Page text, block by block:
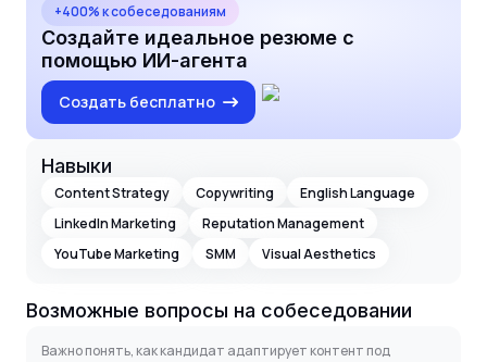
+400% к собеседованиям
Создайте идеальное резюме с
помощью ИИ-агента
Создать бесплатно
Навыки
Content Strategy Copywriting
English Language
LinkedIn Marketing
Reputation Management
YouTube Marketing
SMM Visual Aesthetics
Возможные вопросы на собеседовании
Важно понять, как кандидат адаптирует контент под